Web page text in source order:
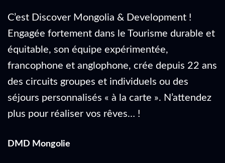
C’est Discover Mongolia & Development !
Engagée fortement dans le Tourisme durable et
équitable, son équipe expérimentée,
francophone et anglophone, crée depuis 22 ans
des circuits groupes et individuels ou des
séjours personnalisés « à la carte ». N’attendez
plus pour réaliser vos rêves… !
DMD Mongolie